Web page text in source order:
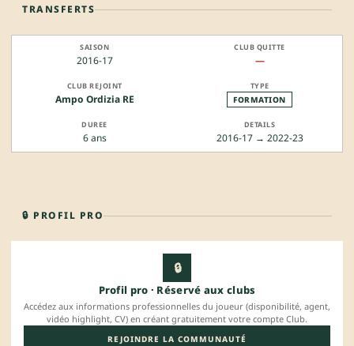
TRANSFERTS
2016-17 —
Ampo Ordizia RE FORMATION
6 ans 2016-17 → 2022-23
🔒 PROFIL PRO
🔒
Profil pro · Réservé aux clubs
Accédez aux informations professionnelles du joueur (disponibilité, agent,
vidéo highlight, CV) en créant gratuitement votre compte Club.
REJOINDRE LA COMMUNAUTÉ